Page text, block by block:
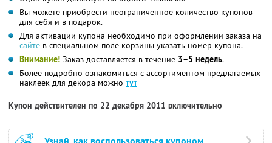
Вы можете приобрести неограниченное количество купонов
для себя и в подарок.
Для активации купона необходимо при оформлении заказа на
сайте в специальном поле корзины указать номер купона.
Внимание! Заказ доставляется в течение 3–5 недель.
Более подробно ознакомиться с ассортиментом предлагаемых
наклеек для декора можно тут
Купон действителен по 22 декабря 2011 включительно